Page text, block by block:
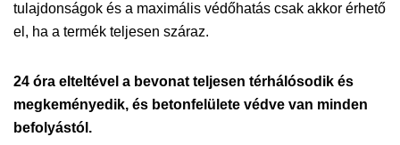
tulajdonságok és a maximális védőhatás csak akkor érhető
el, ha a termék teljesen száraz.
24 óra elteltével a bevonat teljesen térhálósodik és
megkeményedik, és betonfelülete védve van minden
befolyástól.